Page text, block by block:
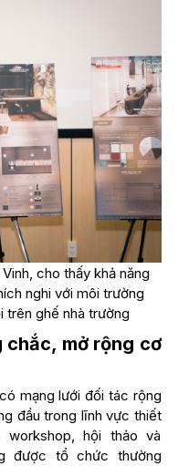
cho thấy khả năng
nghi với môi trường
trên ghế nhà trường
chắc, mở rộng cơ
mạng lưới đối tác rộng
đầu trong lĩnh vực thiết
hội thảo và
được tổ chức thường